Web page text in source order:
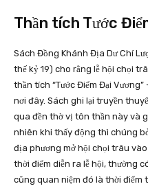
Thần tích Tước
Sách Đồng Khánh Địa Dư Chí
thế kỷ 19) cho rằng lễ hội chọi
thần tích “Tước Điểm Đại
nơi đây. Sách ghi lại truyền
qua đền thờ vị tôn thần này và
nhiên khi thấy động thì chúng
địa phương mở hội chọi trâu
thời điểm diễn ra lễ hội, thường
cũng quan niệm đó là thời điểm